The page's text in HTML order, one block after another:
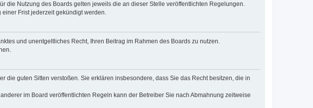
die Nutzung des Boards gelten jeweils die an dieser Stelle veröffentlichten Regelungen.
Frist jederzeit gekündigt werden.
und unentgeltliches Recht, Ihren Beitrag im Rahmen des Boards zu nutzen.
guten Sitten verstoßen. Sie erklären insbesondere, dass Sie das Recht besitzen, die in
im Board veröffentlichten Regeln kann der Betreiber Sie nach Abmahnung zeitweise